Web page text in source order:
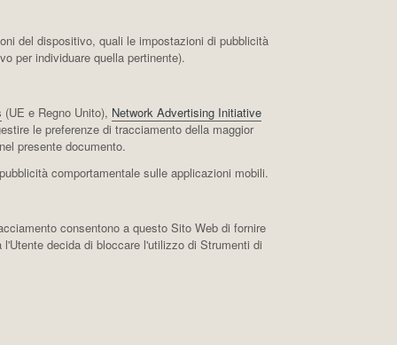
del dispositivo, quali le impostazioni di pubblicità
per individuare quella pertinente).
(UE e Regno Unito), Network Advertising Initiative
le preferenze di tracciamento della maggior
presente documento.
comportamentale sulle applicazioni mobili.
consentono a questo Sito Web di fornire
decida di bloccare l'utilizzo di Strumenti di